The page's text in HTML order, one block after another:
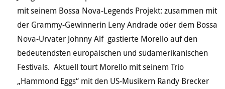
mit seinem Bossa Nova-Legends Projekt: zusammen mit
der Grammy-Gewinnerin Leny Andrade oder dem Bossa
Nova-Urvater Johnny Alf gastierte Morello auf den
bedeutendsten europäischen und südamerikanischen
Festivals. Aktuell tourt Morello mit seinem Trio
„Hammond Eggs“ mit den US-Musikern Randy Brecker